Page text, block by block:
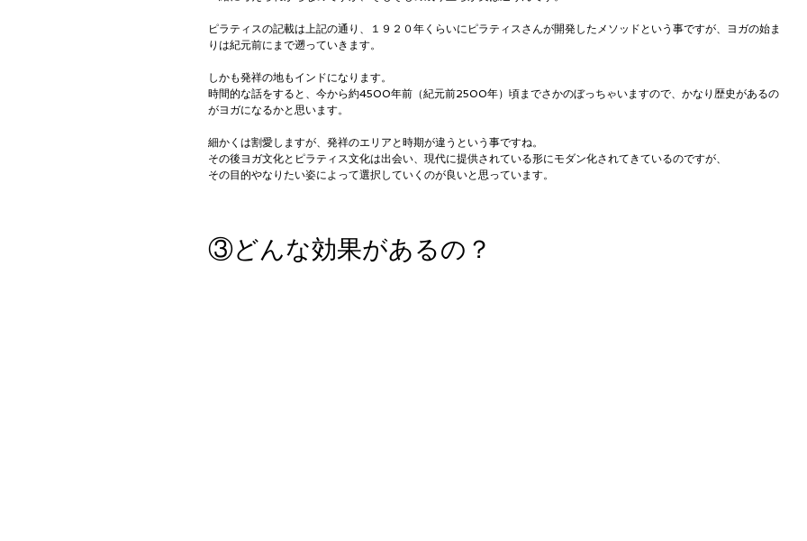
ピラティスの記載は上記の通り、１９２０年くらいにピラティスさんが開発したメソッドという事ですが、ヨガの始ま
りは紀元前にまで遡っていきます。
しかも発祥の地もインドになります。
時間的な話をすると、今から約4500年前（紀元前2500年）頃までさかのぼっちゃいますので、かなり歴史があるの
がヨガになるかと思います。
細かくは割愛しますが、発祥のエリアと時期が違うという事ですね。
その後ヨガ文化とピラティス文化は出会い、現代に提供されている形にモダン化されてきているのですが、
その目的やなりたい姿によって選択していくのが良いと思っています。
③どんな効果があるの？